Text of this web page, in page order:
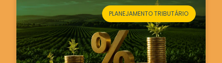
PLANEJAMENTO TRIBUTÁRIO